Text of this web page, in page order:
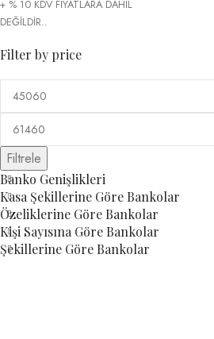
Filter by price
Filtrele
Banko Genişlikleri
Kasa Şekillerine Göre Bankolar
Özeliklerine Göre Bankolar
Kişi Sayısına Göre Bankolar
Şekillerine Göre Bankolar
+ % 10 KDV FİYATLARA DAHİL
DEĞİLDİR..